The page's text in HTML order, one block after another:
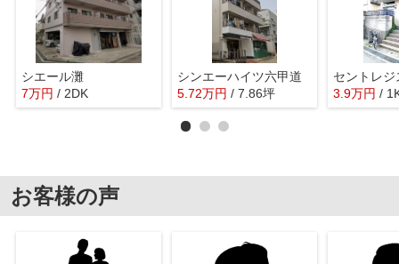
シエール灘
7万円 / 2DK
シンエーハイツ六甲道
5.72万円 / 7.86坪
セントレ
3.9万円 /
お客様の声